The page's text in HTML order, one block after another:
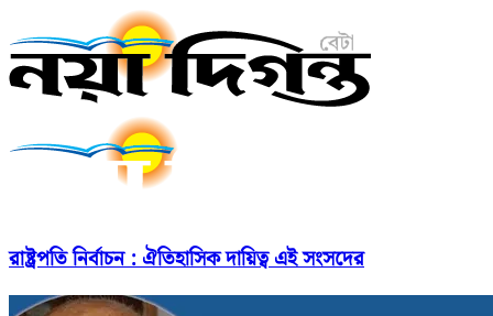
রাষ্ট্রপতি নির্বাচন : ঐতিহাসিক দায়িত্ব এই সংসদের